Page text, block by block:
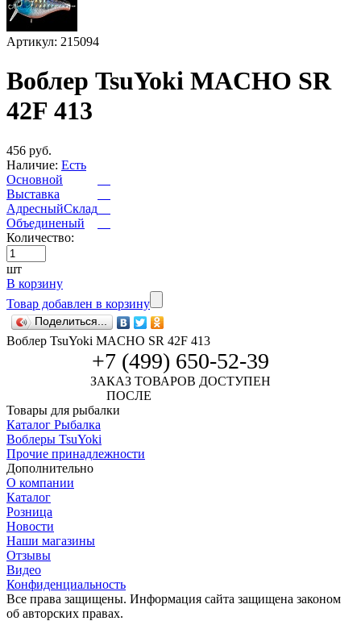
Артикул: 215094
Воблер TsuYoki MACHO SR
42F 413
456 руб.
Наличие: Есть
Основной
Выставка
АдресныйСклад
Объединеный
Количество:
шт
В корзину
Товар добавлен в корзину
Поделиться...
Воблер TsuYoki MACHO SR 42F 413
+7 (499) 650-52-39
ЗАКАЗ ТОВАРОВ ДОСТУПЕН
ПОСЛЕ
Товары для рыбалки
Каталог Рыбалка
Воблеры TsuYoki
Прочие принадлежности
Дополнительно
О компании
Каталог
Розница
Новости
Наши магазины
Отзывы
Видео
Конфиденциальность
Все права защищены. Информация сайта защищена законом
об авторских правах.